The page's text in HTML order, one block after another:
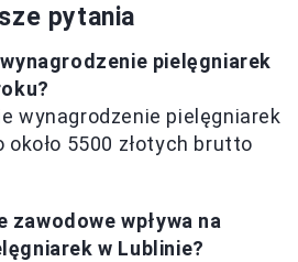
pytania
pielęgniarek
wynagrodzenie pielęgniarek
około 5500 złotych brutto
wpływa na
w Lublinie?